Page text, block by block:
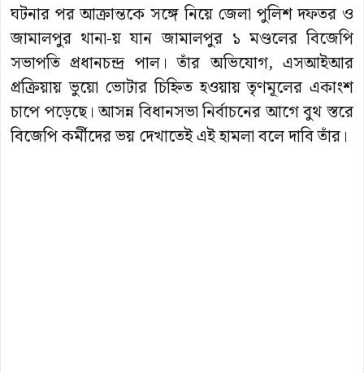
ঘটনার পর আক্রান্তকে সঙ্গে নিয়ে জেলা পুলিশ দফতর ও
জামালপুর থানা-য় যান জামালপুর ১ মণ্ডলের বিজেপি
সভাপতি প্রধানচন্দ্র পাল। তাঁর অভিযোগ, এসআইআর
প্রক্রিয়ায় ভুয়ো ভোটার চিহ্নিত হওয়ায় তৃণমূলের একাংশ
চাপে পড়েছে। আসন্ন বিধানসভা নির্বাচনের আগে বুথ স্তরে
বিজেপি কর্মীদের ভয় দেখাতেই এই হামলা বলে দাবি তাঁর।